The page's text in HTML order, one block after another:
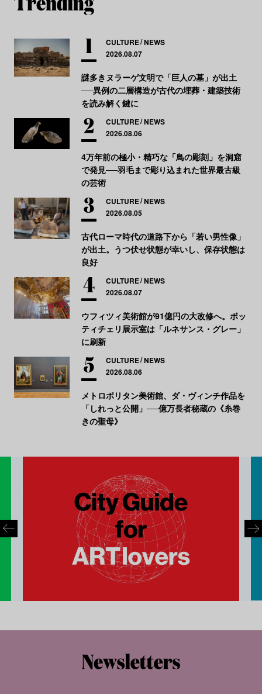
CULTURE NEWS
2026.08.07
謎多きヌラーゲ文明で「巨人の墓」が出土
──異例の二層構造が古代の埋葬・建築技術
を読み解く鍵に
CULTURE NEWS
2026.08.06
4万年前の極小・精巧な「鳥の彫刻」を洞窟
で発見──羽毛まで彫り込まれた世界最古級
の芸術
CULTURE NEWS
2026.08.05
古代ローマ時代の道路下から「若い男性像」
が出土。うつ伏せ状態が幸いし、保存状態は
良好
CULTURE NEWS
2026.08.07
ウフィツィ美術館が91億円の大改修へ。ボッ
ティチェリ展示室は「ルネサンス・グレー」
に刷新
CULTURE NEWS
2026.08.06
メトロポリタン美術館、ダ・ヴィンチ作品を
「しれっと公開」──億万長者秘蔵の《糸巻
きの聖母》